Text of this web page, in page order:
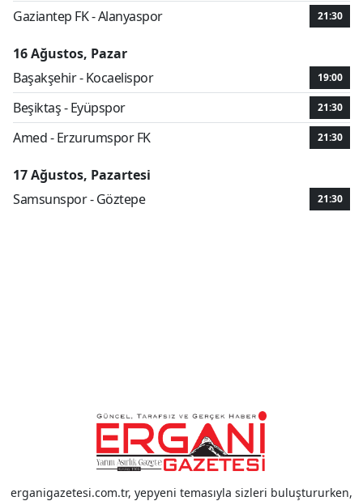
Gaziantep FK - Alanyaspor 21:30
16 Ağustos, Pazar
Başakşehir - Kocaelispor
19:00
Beşiktaş - Eyüpspor 21:30
Amed - Erzurumspor FK 21:30
17 Ağustos, Pazartesi
Samsunspor - Göztepe
21:30
erganigazetesi.com.tr, yepyeni temasıyla sizleri buluştururken,